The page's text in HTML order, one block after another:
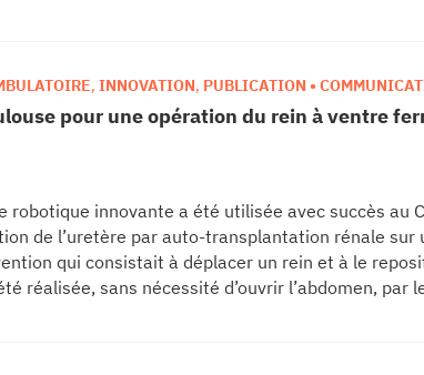
pour une opération du rein à ventre
, INNOVATION, PUBLICATION •
robotique innovante a été utilisée avec succès au
de l’uretère par auto-transplantation rénale sur
qui consistait à déplacer un rein et à le
réalisée, sans nécessité d’ouvrir l’abdomen, par